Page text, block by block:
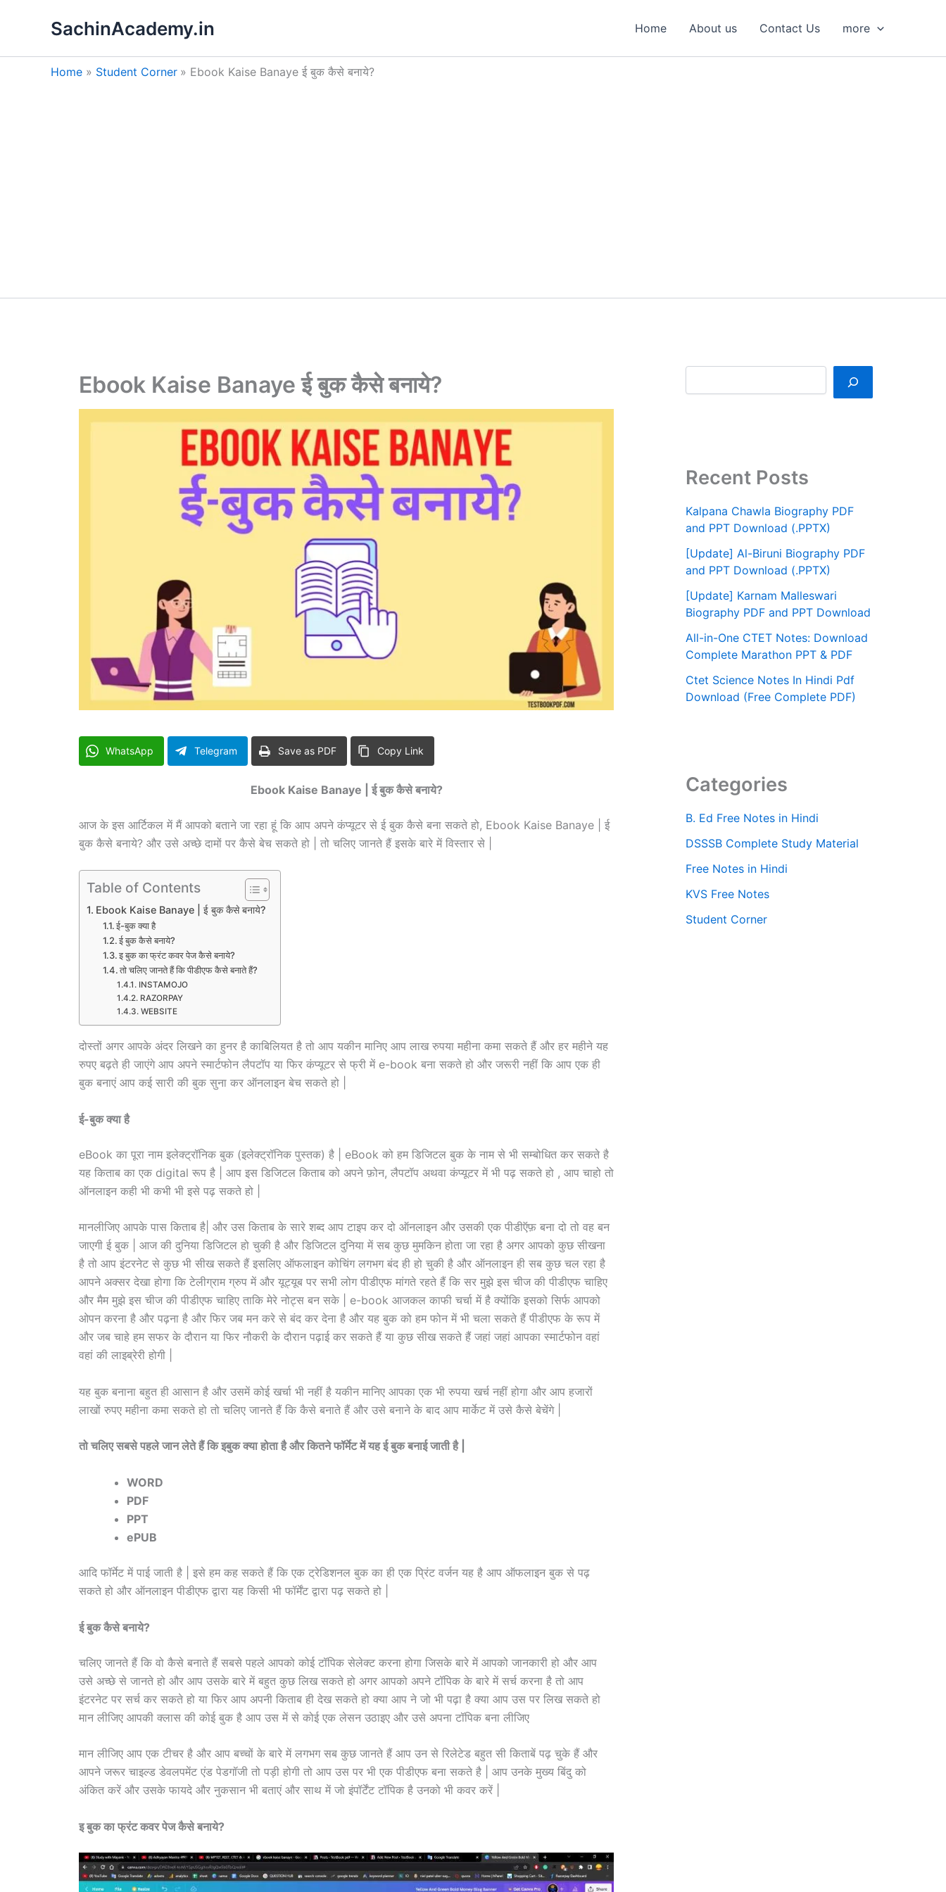
SachinAcademy.in Home About us Contact Us more
Home Student Corner Ebook Kaise Banaye ई बुक कैसे बनाये?
Ebook Kaise Banaye ई बुक कैसे बनाये?
WhatsApp Telegram Save as PDF Copy Link
Ebook Kaise Banaye | ई बुक कैसे बनाये?
आज के इस आर्टिकल में मैं आपको बताने जा रहा हूं कि आप अपने कंप्यूटर से ई बुक कैसे बना सकते हो, Ebook Kaise Banaye | ई
बुक कैसे बनाये? और उसे अच्छे दामों पर कैसे बेच सकते हो | तो चलिए जानते हैं इसके बारे में विस्तार से |
Table of Contents
Ebook Kaise Banaye | ई बुक कैसे बनाये?
ई-बुक क्या है
ई बुक कैसे बनाये?
इ बुक का फ्रंट कवर पेज कैसे बनाये?
तो चलिए जानते हैं कि पीडीएफ कैसे बनाते हैं?
INSTAMOJO
RAZORPAY
WEBSITE
दोस्तों अगर आपके अंदर लिखने का हुनर है काबिलियत है तो आप यकीन मानिए आप लाख रुपया महीना कमा सकते हैं और हर महीने यह
रुपए बढ़ते ही जाएंगे आप अपने स्मार्टफोन लैपटॉप या फिर कंप्यूटर से फ्री में e-book बना सकते हो और जरूरी नहीं कि आप एक ही
बुक बनाएं आप कई सारी की बुक सुना कर ऑनलाइन बेच सकते हो |
ई-बुक क्या है
eBook का पूरा नाम इलेक्ट्रॉनिक बुक (इलेक्ट्रॉनिक पुस्तक) है | eBook को हम डिजिटल बुक के नाम से भी सम्बोधित कर सकते है
यह किताब का एक digital रूप है | आप इस डिजिटल किताब को अपने फ़ोन, लैपटॉप अथवा कंप्यूटर में भी पढ़ सकते हो , आप चाहो तो
ऑनलाइन कही भी कभी भी इसे पढ़ सकते हो |
मानलीजिए आपके पास किताब है| और उस किताब के सारे शब्द आप टाइप कर दो ऑनलाइन और उसकी एक पीडीऍफ़ बना दो तो वह बन
जाएगी ई बुक | आज की दुनिया डिजिटल हो चुकी है और डिजिटल दुनिया में सब कुछ मुमकिन होता जा रहा है अगर आपको कुछ सीखना
है तो आप इंटरनेट से कुछ भी सीख सकते हैं इसलिए ऑफलाइन कोचिंग लगभग बंद ही हो चुकी है और ऑनलाइन ही सब कुछ चल रहा है
आपने अक्सर देखा होगा कि टेलीग्राम ग्रुप में और यूट्यूब पर सभी लोग पीडीएफ मांगते रहते हैं कि सर मुझे इस चीज की पीडीएफ चाहिए
और मैम मुझे इस चीज की पीडीएफ चाहिए ताकि मेरे नोट्स बन सके | e-book आजकल काफी चर्चा में है क्योंकि इसको सिर्फ आपको
ओपन करना है और पढ़ना है और फिर जब मन करे से बंद कर देना है और यह बुक को हम फोन में भी चला सकते हैं पीडीएफ के रूप में
और जब चाहे हम सफर के दौरान या फिर नौकरी के दौरान पढ़ाई कर सकते हैं या कुछ सीख सकते हैं जहां जहां आपका स्मार्टफोन वहां
वहां की लाइब्रेरी होगी |
यह बुक बनाना बहुत ही आसान है और उसमें कोई खर्चा भी नहीं है यकीन मानिए आपका एक भी रुपया खर्च नहीं होगा और आप हजारों
लाखों रुपए महीना कमा सकते हो तो चलिए जानते हैं कि कैसे बनाते हैं और उसे बनाने के बाद आप मार्केट में उसे कैसे बेचेंगे |
तो चलिए सबसे पहले जान लेते हैं कि इबुक क्या होता है और कितने फॉर्मेट में यह ई बुक बनाई जाती है |
WORD
PDF
PPT
ePUB
आदि फॉर्मेट में पाई जाती है | इसे हम कह सकते हैं कि एक ट्रेडिशनल बुक का ही एक प्रिंट वर्जन यह है आप ऑफलाइन बुक से पढ़
सकते हो और ऑनलाइन पीडीएफ द्वारा यह किसी भी फॉर्मेंट द्वारा पढ़ सकते हो |
ई बुक कैसे बनाये?
चलिए जानते हैं कि वो कैसे बनाते हैं सबसे पहले आपको कोई टॉपिक सेलेक्ट करना होगा जिसके बारे में आपको जानकारी हो और आप
उसे अच्छे से जानते हो और आप उसके बारे में बहुत कुछ लिख सकते हो अगर आपको अपने टॉपिक के बारे में सर्च करना है तो आप
इंटरनेट पर सर्च कर सकते हो या फिर आप अपनी किताब ही देख सकते हो क्या आप ने जो भी पढ़ा है क्या आप उस पर लिख सकते हो
मान लीजिए आपकी क्लास की कोई बुक है आप उस में से कोई एक लेसन उठाइए और उसे अपना टॉपिक बना लीजिए
मान लीजिए आप एक टीचर है और आप बच्चों के बारे में लगभग सब कुछ जानते हैं आप उन से रिलेटेड बहुत सी किताबें पढ़ चुके हैं और
आपने जरूर चाइल्ड डेवलपमेंट एंड पेडगॉजी तो पड़ी होगी तो आप उस पर भी एक पीडीएफ बना सकते है | आप उनके मुख्य बिंदु को
अंकित करें और उसके फायदे और नुकसान भी बताएं और साथ में जो इंपॉर्टेंट टॉपिक है उनको भी कवर करें |
इ बुक का फ्रंट कवर पेज कैसे बनाये?
a
Recent Posts
Kalpana Chawla Biography PDF
and PPT Download (.PPTX)
[Update] Al-Biruni Biography PDF
and PPT Download (.PPTX)
[Update] Karnam Malleswari
Biography PDF and PPT Download
All-in-One CTET Notes: Download
Complete Marathon PPT & PDF
Ctet Science Notes In Hindi Pdf
Download (Free Complete PDF)
Categories
B. Ed Free Notes in Hindi
DSSSB Complete Study Material
Free Notes in Hindi
KVS Free Notes
Student Corner